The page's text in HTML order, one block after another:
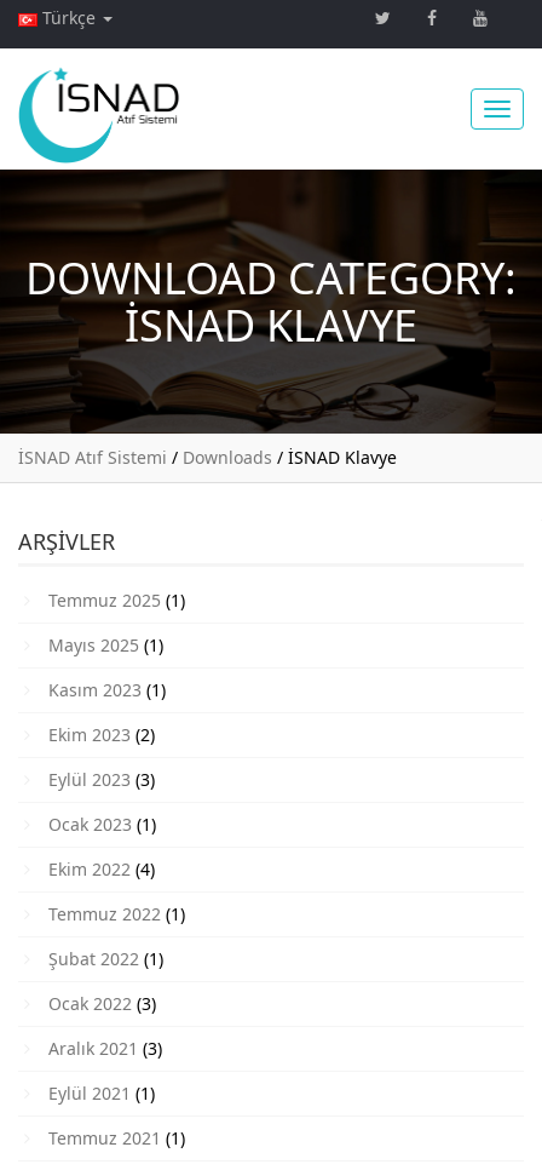
Türkçe
DOWNLOAD CATEGORY:
İSNAD KLAVYE
İSNAD Atıf Sistemi / Downloads / İSNAD Klavye
ARŞIVLER
Temmuz 2025 (1)
Mayıs 2025 (1)
Kasım 2023 (1)
Ekim 2023 (2)
Eylül 2023 (3)
Ocak 2023 (1)
Ekim 2022 (4)
Temmuz 2022 (1)
Şubat 2022 (1)
Ocak 2022 (3)
Aralık 2021 (3)
Eylül 2021 (1)
Temmuz 2021 (1)